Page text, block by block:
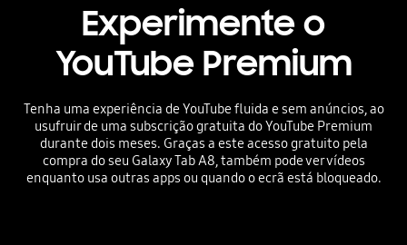
Experimente o
YouTube Premium
Tenha uma experiência de YouTube fluida e sem anúncios, ao
usufruir de uma subscrição gratuita do YouTube Premium
durante dois meses. Graças a este acesso gratuito pela
compra do seu Galaxy Tab A8, também pode ver vídeos
enquanto usa outras apps ou quando o ecrã está bloqueado.